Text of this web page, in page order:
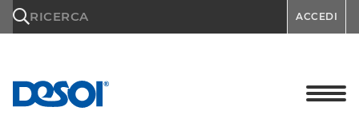
RICERCA ACCEDI